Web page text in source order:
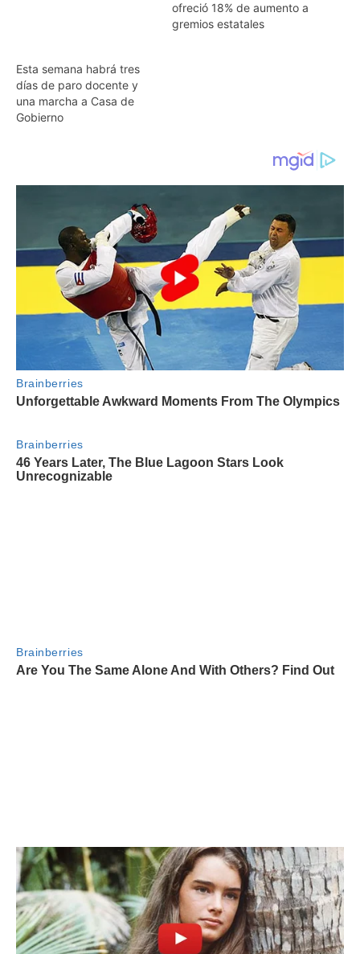
ofreció 18% de aumento a
gremios estatales
Esta semana habrá tres
días de paro docente y
una marcha a Casa de
Gobierno